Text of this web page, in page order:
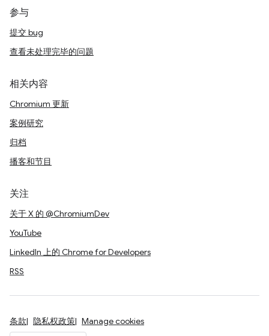
参与
提交 bug
查看未处理完毕的问题
相关内容
Chromium 更新
案例研究
归档
播客和节目
关注
关于 X 的 @ChromiumDev
YouTube
LinkedIn 上的 Chrome for Developers
RSS
条款 隐私权政策 Manage cookies